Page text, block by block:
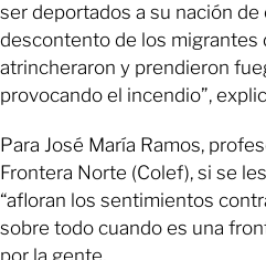
ser deportados a su nación de
descontento de los migrantes
atrincheraron y prendieron
provocando el incendio”,
Para José María Ramos,
Frontera Norte (Colef), si se
“afloran los sentimientos
sobre todo cuando es una
por la gente.